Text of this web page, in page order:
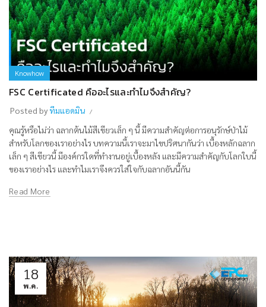
Knowhow
FSC Certificated คืออะไรและทำไมจึงสำคัญ?
Posted byทีมแอดมิน
คุณรู้หรือไม่ว่า ฉลากต้นไม้สีเขียวเล็ก ๆ นี้ มีความสำคัญต่อการอนุรักษ์ป่าไม้
สำหรับโลกของเราอย่างไร บทความนี้เราจะมาไขปริศนากันว่า เบื้องหลักฉลาก
เล็ก ๆ สีเขียวนี้ มีองค์กรใดที่ทำงานอยู่เบื้องหลัง และมีความสำคัญกับโลกใบนี้
ของเราอย่างไร และทำไมเราจึงควรใส่ใจกับฉลากอันนี้กัน
Read More
18
พ.ค.